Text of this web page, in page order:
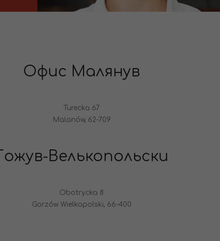
Офис Малянув
Turecka 67
Malanów, 62-709
Велькопольски
Obotrycka 8
Gorzów Wielkopolski, 66-400